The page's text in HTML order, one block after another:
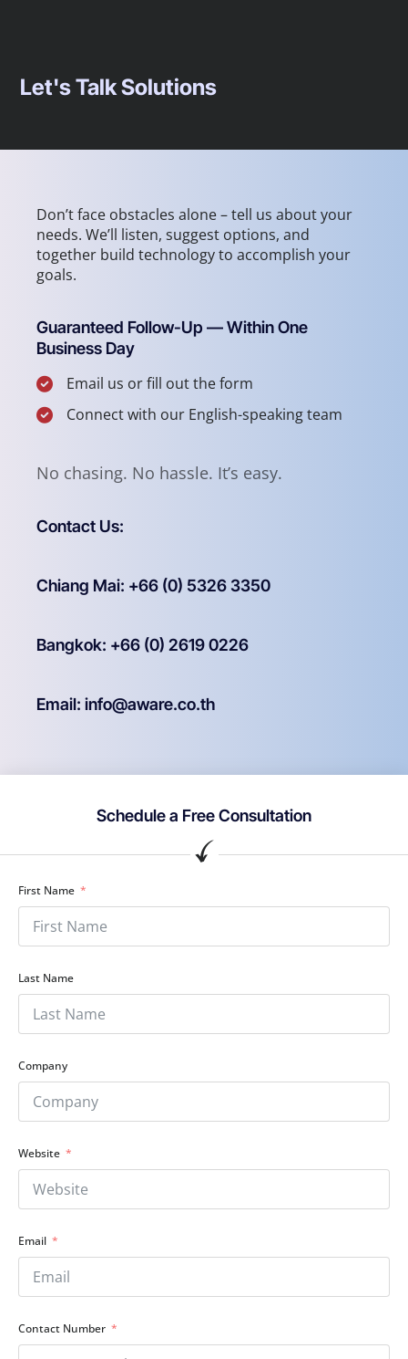
Let's Talk Solutions
Don’t face obstacles alone – tell us about your
needs. We’ll listen, suggest options, and
together build technology to accomplish your
goals.
Guaranteed Follow-Up — Within One
Business Day
Email us or fill out the form
Connect with our English-speaking team
No chasing. No hassle. It’s easy.
Contact Us:
Chiang Mai: +66 (0) 5326 3350
Bangkok: +66 (0) 2619 0226
Email: info@aware.co.th
Schedule a Free Consultation
First Name
Last Name
Company
Website
Email
Contact Number